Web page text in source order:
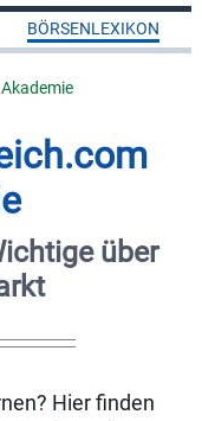
BÖRSENLEXIKON
über
Hier finden